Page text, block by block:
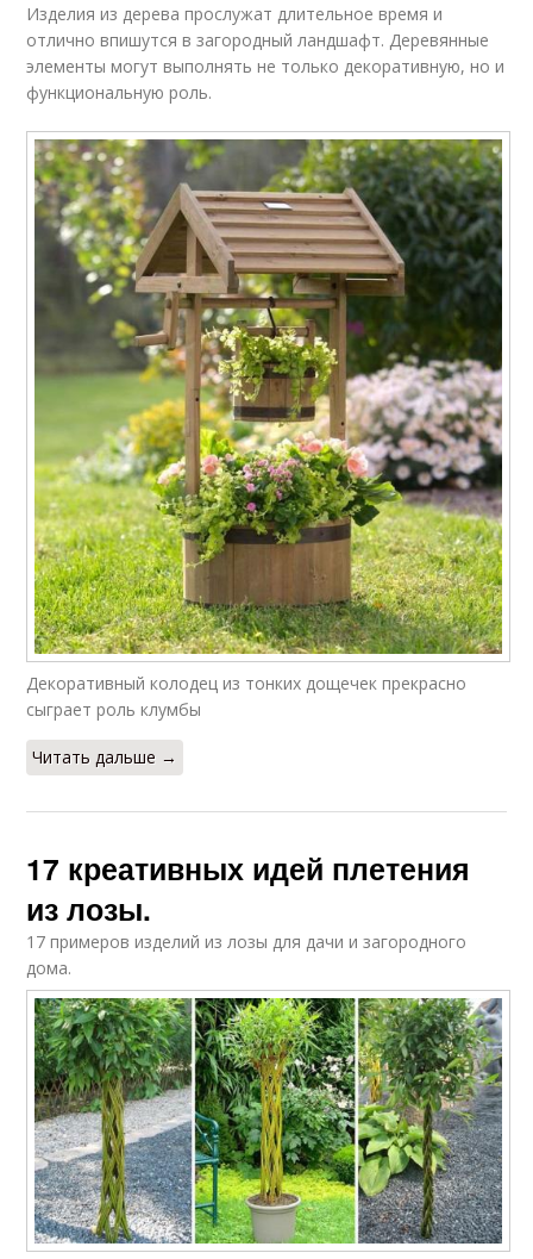
Изделия из дерева прослужат длительное время и
отлично впишутся в загородный ландшафт. Деревянные
элементы могут выполнять не только декоративную, но и
функциональную роль.
Декоративный колодец из тонких дощечек прекрасно
сыграет роль клумбы
Читать дальше →
17 креативных идей плетения
из лозы.
17 примеров изделий из лозы для дачи и загородного
дома.